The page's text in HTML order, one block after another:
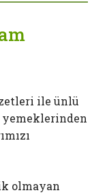
ile ünlü
yemeklerinden
olmayan